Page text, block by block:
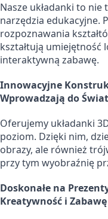
Nasze układanki to nie
narzędzia edukacyjne.
rozpoznawania
kształtują umiejętność
interaktywną zabawę.
Innowacyjne
Wprowadzają do
Oferujemy układanki
poziom. Dzięki nim,
obrazy, ale również
przy tym wyobraźnię
Doskonałe na
Kreatywność i